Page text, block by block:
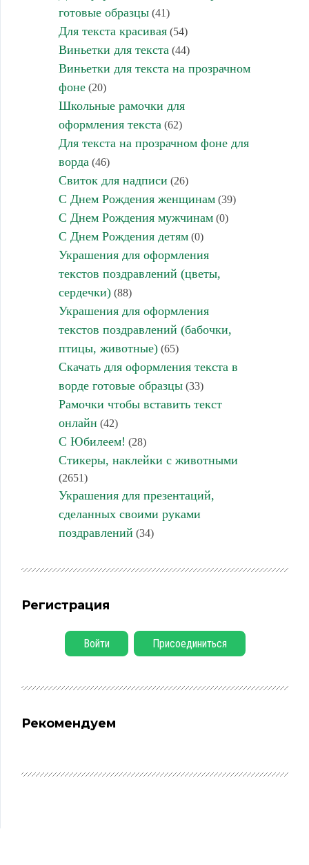
готовые образцы(41)
Для текста красивая(54)
Виньетки для текста (44)
Виньетки для текста на прозрачном
фоне(20)
Школьные рамочки для
оформления текста (62)
Для текста на прозрачном фоне для
ворда (46)
Свиток для надписи (26)
С Днем Рождения женщинам(39)
С Днем Рождения мужчинам(0)
С Днем Рождения детям(0)
Украшения для оформления
текстов поздравлений (цветы,
сердечки)(88)
Украшения для оформления
текстов поздравлений (бабочки,
птицы, животные)(65)
Скачать для оформления текста в
ворде готовые образцы(33)
Рамочки чтобы вставить текст
онлайн (42)
С Юбилеем! (28)
Стикеры, наклейки с животными
(2651)
Украшения для презентаций,
сделанных своими руками
поздравлений (34)
Регистрация
Войти Присоединиться
Рекомендуем